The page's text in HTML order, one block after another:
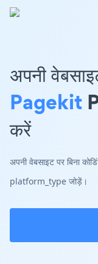
अपनी
Pagekit
करें
अपनी वेबसाइट पर बिना
platform_type जोड़ें।